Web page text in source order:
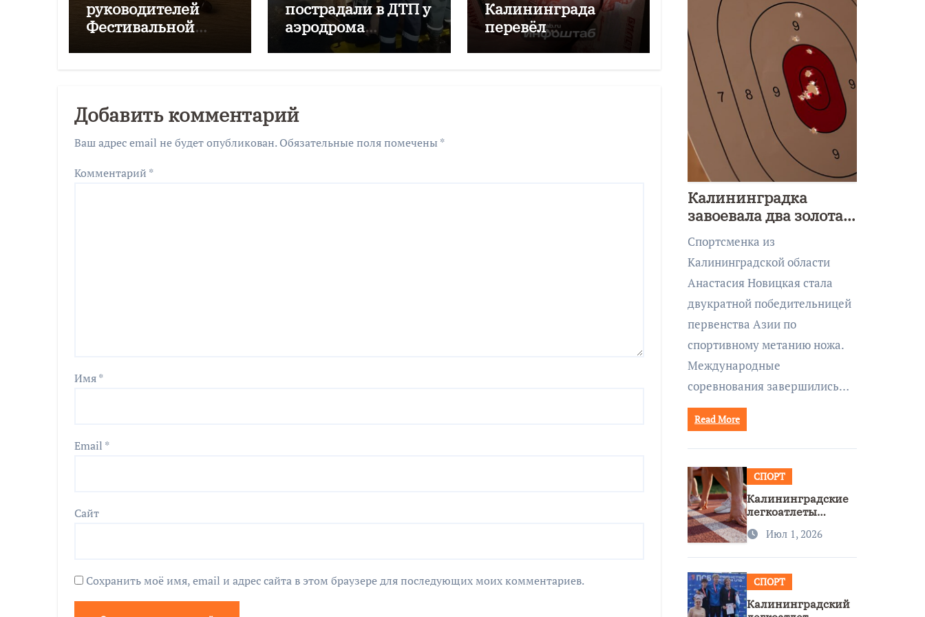
руководителей
Фестивальной
пострадали в ДТП у
аэродрома
Чкаловский
Калининграда
перевёл
мошенникам более
Добавить комментарий
Ваш адрес email не будет опубликован. Обязательные поля помечены *
Комментарий *
Имя*
Email *
Сайт
Сохранить моё имя, email и адрес сайта в этом браузере для последующих моих комментариев.
Калининградка
завоевала два золота
первенства Азии по
метанию ножа
Спортсменка из
Калининградской области
Анастасия Новицкая стала
двукратной победительницей
первенства Азии по
спортивному метанию ножа.
Международные
соревнования завершились…
Read More
СПОРТ
Калининградские
легкоатлеты
бронзы на
Июл 1, 2026
СПОРТ
Калининградский